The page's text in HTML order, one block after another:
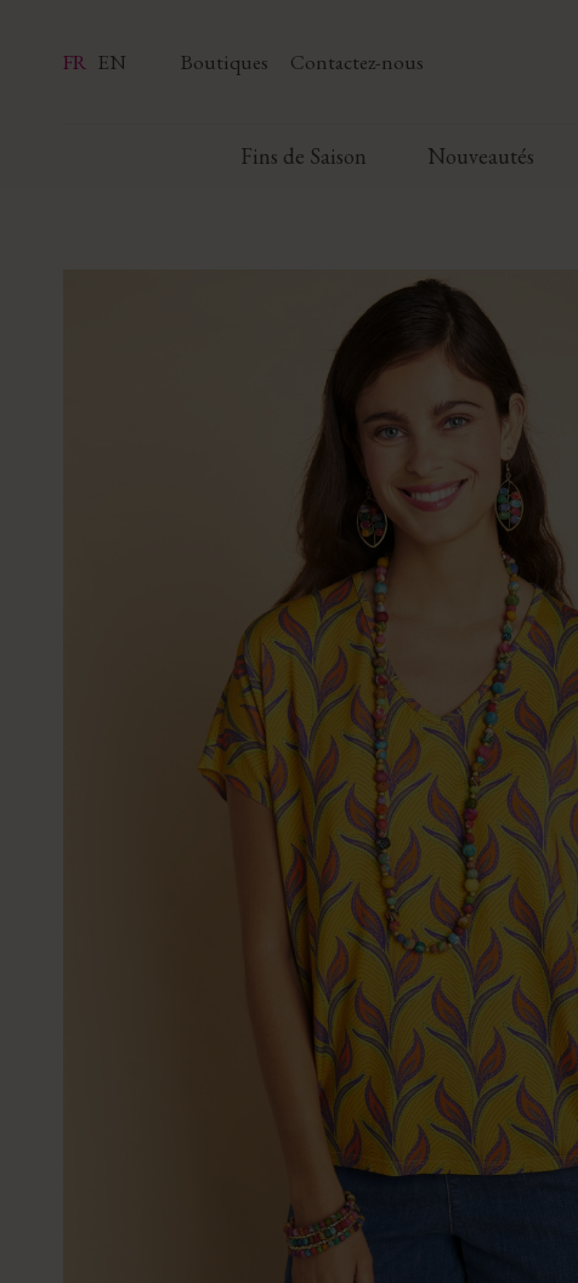
FR EN Boutiques Contactez-nous
Fins de Saison Nouveautés